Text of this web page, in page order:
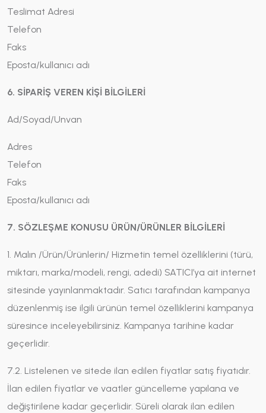
Teslimat Adresi
Telefon
Faks
Eposta/kullanıcı adı
6. SİPARİŞ VEREN KİŞİ BİLGİLERİ
Ad/Soyad/Unvan
Adres
Telefon
Faks
Eposta/kullanıcı adı
7. SÖZLEŞME KONUSU ÜRÜN/ÜRÜNLER BİLGİLERİ
1. Malın /Ürün/Ürünlerin/ Hizmetin temel özelliklerini (türü,
miktarı, marka/modeli, rengi, adedi) SATICI’ya ait internet
sitesinde yayınlanmaktadır. Satıcı tarafından kampanya
düzenlenmiş ise ilgili ürünün temel özelliklerini kampanya
süresince inceleyebilirsiniz. Kampanya tarihine kadar
geçerlidir.
7.2. Listelenen ve sitede ilan edilen fiyatlar satış fiyatıdır.
İlan edilen fiyatlar ve vaatler güncelleme yapılana ve
değiştirilene kadar geçerlidir. Süreli olarak ilan edilen